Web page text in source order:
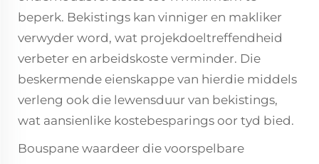
beperk. Bekistings kan vinniger en makliker
verwyder word, wat projekdoeltreffendheid
verbeter en arbeidskoste verminder. Die
beskermende eienskappe van hierdie middels
verleng ook die lewensduur van bekistings,
wat aansienlike kostebesparings oor tyd bied.
Bouspane waardeer die voorspelbare